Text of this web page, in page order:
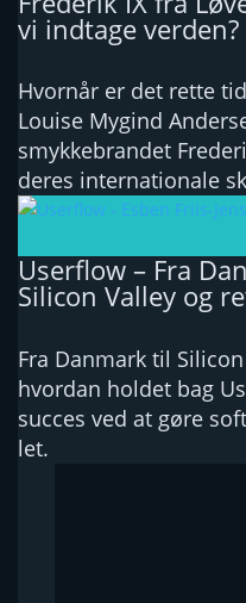
vi indtage verden?
Hvornår er det rette
Louise Mygind
smykkebrandet
deres internationale
Userflow – Fra
Silicon Valley og
Fra Danmark til
hvordan holdet bag
succes ved at gøre
let.